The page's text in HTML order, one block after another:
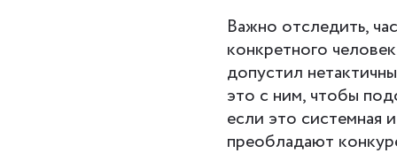
Важно отследить,
конкретного
допустил
это с ним, чтобы
если это системная
преобладают